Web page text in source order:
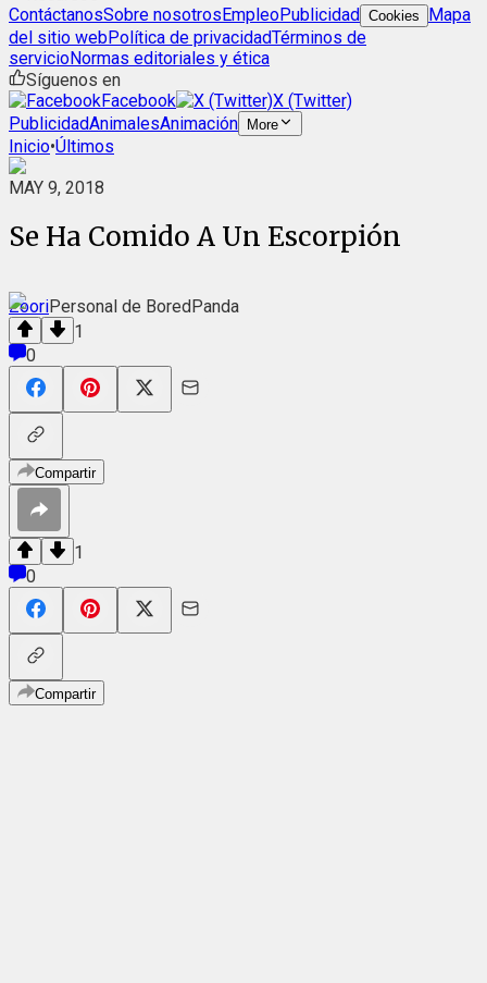
ContáctanosSobre nosotrosEmpleoPublicidad Cookies
Mapa
del sitio webPolítica de privacidadTérminos de
servicioNormas editoriales y ética
Síguenos en
Facebook
X (Twitter)
PublicidadAnimalesAnimación More
Inicio•Últimos
MAY 9, 2018
Se Ha Comido A Un Escorpión
ZooriPersonal de BoredPanda
1
0
Compartir
1
0
Compartir